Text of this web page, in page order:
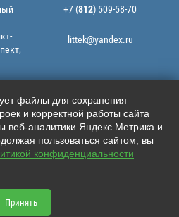
© 2013-2026 | ООО "ЛИТТЕК" -
производство и продажа РТИ
ИНН: 7806523560 | ОГРН:
1147847126162
Политика конфиденциальности |
Пользовательское соглашение
+7 (812) 509-58-70
littek@yandex.ru
файлы для сохранения
и корректной работы сайта
веб-аналитики Яндекс.Метрика и
пользоваться сайтом, вы
конфиденциальности
Принять